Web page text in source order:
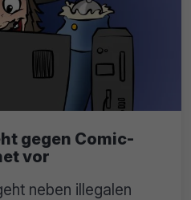
gegen Comic-
vor
neben illegalen